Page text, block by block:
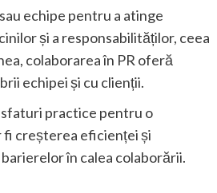
echipe pentru a atinge
și a responsabilităților, ceea
colaborarea în PR oferă
echipei și cu clienții.
sfaturi practice pentru o
fi creșterea eficienței și
în calea colaborării.